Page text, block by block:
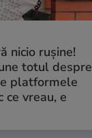
nicio rușine!
totul despre
platformele
ce vreau, e